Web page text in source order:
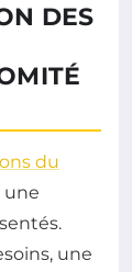
DES
du
une
une